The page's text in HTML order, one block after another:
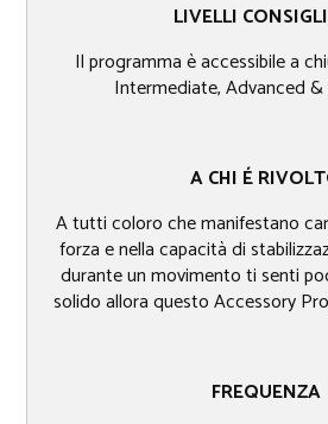
LIVELLI
Il programma è accessibile a
Intermediate, Advanced
A CHI É
A tutti coloro che manifestano
forza e nella capacità di
durante un movimento ti senti
solido allora questo Accessory
FREQUENZA